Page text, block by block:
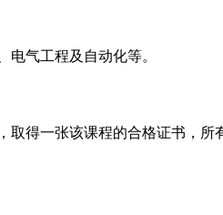
气工程及自动化等。
得一张该课程的合格证书，